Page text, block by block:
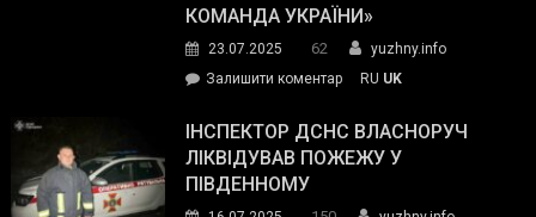
резерву
гуманітарну
допомогу
КОМАНДА УКРАЇНИ»
23.07.2025 62
yuzhny.info
Залишити коментарon
провів
нараду
RU UK
ІНСПЕКТОР ДСНС ВЛАСНОРУЧ
ЛІКВІДУВАВ ПОЖЕЖУ У
ПІВДЕННОМУ